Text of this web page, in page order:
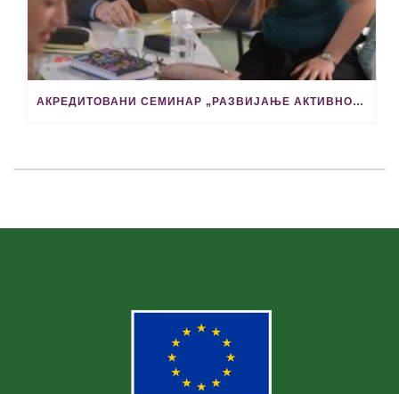
АКРЕДИТОВАНИ СЕМИНАР „РАЗВИЈАЊЕ АКТИВНОСТИ КАРИЈЕРНОГ ВОЂЕЊА И САВЕТОВАЊА У ОСНОВНОЈ И СРЕДЊОЈ ШКОЛИ“ ОДРЖАВА СЕ 11. МАЈА У ВАЉЕВУ